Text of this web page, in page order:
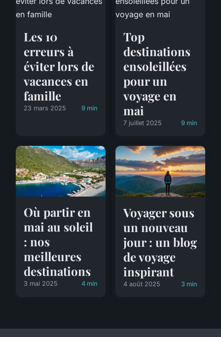
Les 10
erreurs à
éviter lors de
vacances en
famille
23 mars 2025 9 min
Top
destinations
ensoleillées
pour un
voyage en
mai
7 juillet 2025 9 min
Où partir en
mai au soleil
: nos
meilleures
destinations
3 mai 2025 4 min
Voyager sous
un nouveau
jour : un blog
de voyage
inspirant
4 août 2025 3 min